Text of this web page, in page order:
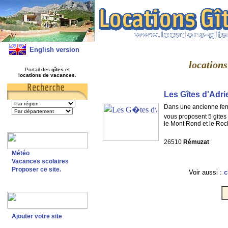
English version
Portail des gîtes et
locations de vacances
Météo
Vacances scolaires
Proposer ce site.
Ajouter votre site
Les Gîtes
Dans une ancienne
vous proposent 5
le Mont Rond et le
26510 Rémuzat
Voir aussi :